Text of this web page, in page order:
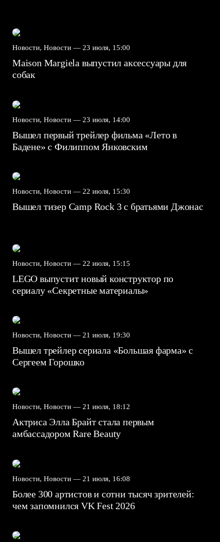
Новости, Новости — 23 июля, 15:00
Maison Margiela выпустил аксессуары для
собак
Новости, Новости — 23 июля, 14:00
Вышел первый трейлер фильма «Лето в
Бадене» с Филиппом Янковским
Новости, Новости — 22 июля, 15:30
Вышел тизер Camp Rock 3 с братьями Джонас
Новости, Новости — 22 июля, 15:15
LEGO выпустит новый конструктор по
сериалу «Секретные материалы»
Новости, Новости — 21 июля, 19:30
Вышел трейлер сериала «Большая фарма» с
Сергеем Горошко
Новости, Новости — 21 июля, 18:12
Актриса Элла Брайт стала первым
амбассадором Rare Beauty
Новости, Новости — 21 июля, 16:08
Более 300 артистов и сотни тысяч зрителей:
чем запомнился VK Fest 2026